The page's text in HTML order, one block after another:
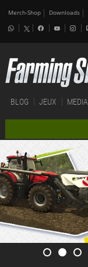
Merch-Shop Downloads
BLOG JEUX MEDIA